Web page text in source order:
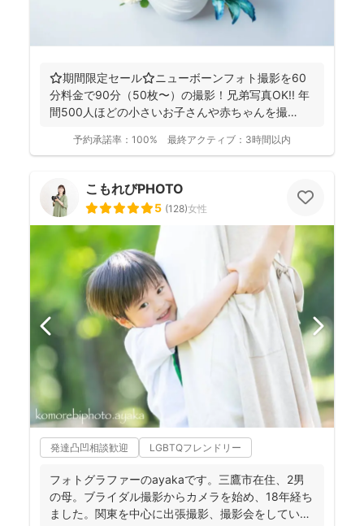
⭐️期間限定セール⭐️ニューボーンフォト撮影を60
分料金で90分（50枚〜）の撮影！兄弟写真OK!! 年
間500人ほどの小さいお子さんや赤ちゃんを撮
予約承諾率： 100% 最終アクティブ： 3時間以内
こもれびPHOTO
5 (128)女性
発達凸凹相談歓迎 LGBTQフレンドリー
フォトグラファーのayakaです。三鷹市在住、2男
の母。ブライダル撮影からカメラを始め、18年経ち
ました。関東を中心に出張撮影、撮影会をしていま